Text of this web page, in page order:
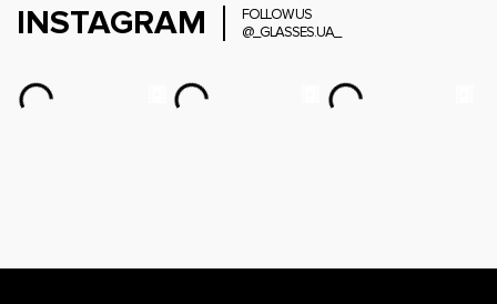
INSTAGRAM
FOLLOW US
@_GLASSES.UA_